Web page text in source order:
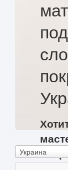
Украина